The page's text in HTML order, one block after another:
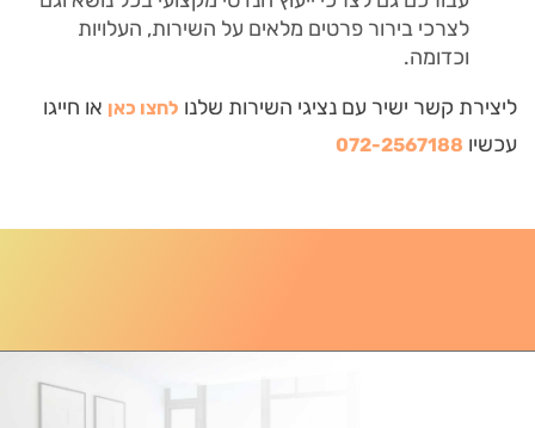
לצרכי בירור פרטים מלאים על השירות, העלויות
וכדומה.
ליצירת קשר ישיר עם נציגי השירות שלנו לחצו כאן או חייגו
עכשיו 072-2567188